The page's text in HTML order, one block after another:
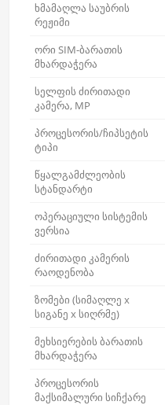
ხმამაღლა საუბრის
რეჟიმი
ორი SIM-ბარათის
მხარდაჭერა
სელფის ძირითადი
კამერა, MP
პროცესორის/ჩიპსეტის
ტიპი
წყალგამძლეობის
სტანდარტი
ოპერაციული სისტემის
ვერსია
ძირითადი კამერის
რაოდენობა
ზომები (სიმაღლე x
სიგანე x სიღრმე)
მეხსიერების ბარათის
მხარდაჭერა
პროცესორის
მაქსიმალური სიჩქარე